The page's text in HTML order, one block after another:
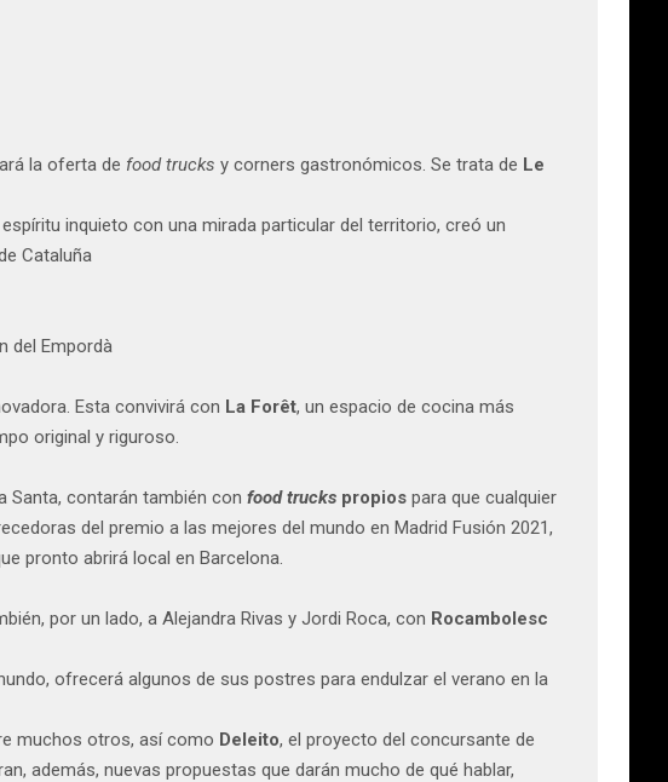
la oferta de food trucks y corners gastronómicos. Se trata de Le
inquieto con una mirada particular del territorio, creó un
Cataluña
del Empordà
Esta convivirá con La Forêt, un espacio de cocina más
original y riguroso.
Santa, contarán también con food trucks propios para que cualquier
del premio a las mejores del mundo en Madrid Fusión 2021,
pronto abrirá local en Barcelona.
por un lado, a Alejandra Rivas y Jordi Roca, con Rocambolesc
ofrecerá algunos de sus postres para endulzar el verano en la
muchos otros, así como Deleito, el proyecto del concursante de
además, nuevas propuestas que darán mucho de qué hablar,